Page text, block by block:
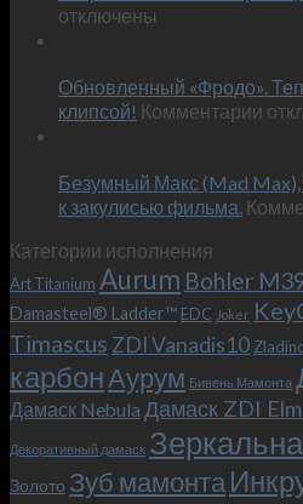
отключены
Обновленный «Фродо».
клипсой! Комментарии к
и
Безумный Макс (Mad
к закулисью фильма.
Категории исполнения
Art Titanium Aurum Bohler
Damasteel® Ladder™ EDC Joker
Timascus ZDI Vanadis10
карбонАурум Бивень Мамонта
Дамаск Nebula Дамаск ZDI
Декоративный дамаск
Золото Зуб мамонта